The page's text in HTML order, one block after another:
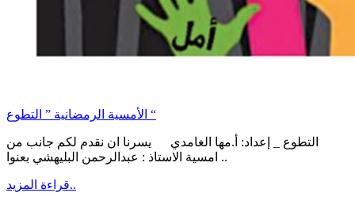
الأمسية الرمضانية ” التطوع “
التطوع _ إعداد: أ.مها الغامدي يسرنا ان نقدم لكم جانب من
امسية الاستاذ : عبدالرحمن البليهشي بعنوا ..
قراءة المزيد..